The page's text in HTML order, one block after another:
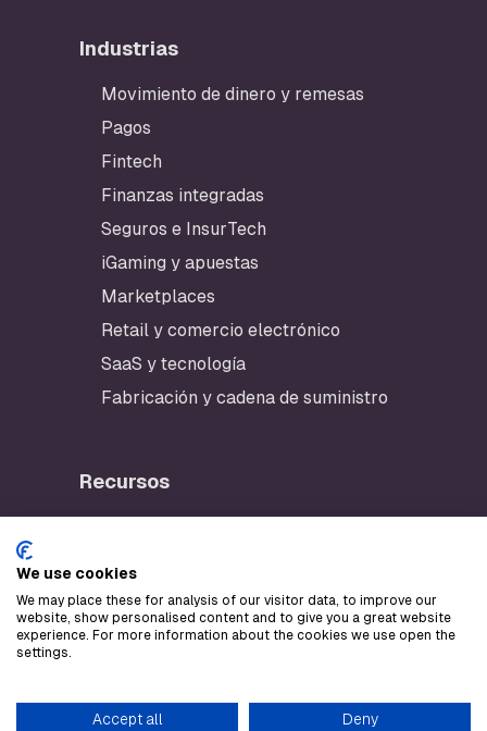
Industrias
Movimiento de dinero y remesas
Pagos
Fintech
Finanzas integradas
Seguros e InsurTech
iGaming y apuestas
Marketplaces
Retail y comercio electrónico
SaaS y tecnología
Fabricación y cadena de suministro
Recursos
AWS Marketplace
Stripe Marketplace
We use cookies
We may place these for analysis of our visitor data, to improve our
website, show personalised content and to give you a great website
experience. For more information about the cookies we use open the
settings.
Accept all Deny